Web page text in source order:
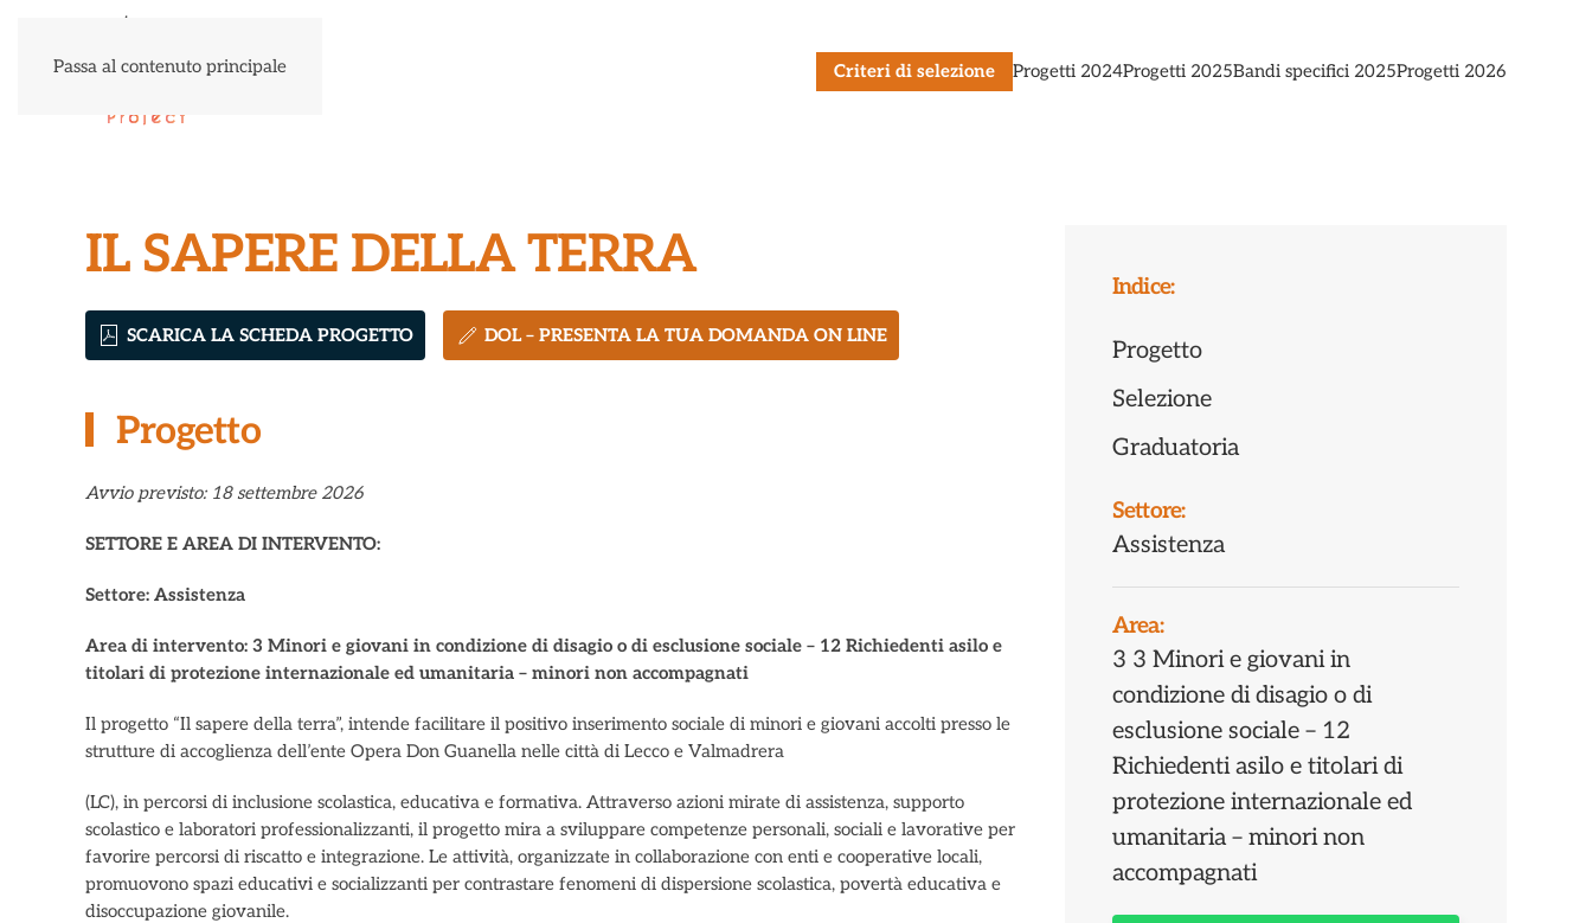
Passa al contenuto principale Criteri di selezione Progetti 2024Progetti 2025Bandi specifici 2025Progetti 2026
IL SAPERE DELLA TERRA
SCARICA LA SCHEDA PROGETTO DOL – PRESENTA LA TUA DOMANDA ON LINE
Progetto
Avvio previsto: 18 settembre 2026
SETTORE E AREA DI INTERVENTO:
Settore: Assistenza
Area di intervento: 3 Minori e giovani in condizione di disagio o di esclusione sociale – 12 Richiedenti asilo e
titolari di protezione internazionale ed umanitaria – minori non accompagnati
Il progetto “Il sapere della terra”, intende facilitare il positivo inserimento sociale di minori e giovani accolti presso le
strutture di accoglienza dell’ente Opera Don Guanella nelle città di Lecco e Valmadrera
(LC), in percorsi di inclusione scolastica, educativa e formativa. Attraverso azioni mirate di assistenza, supporto
scolastico e laboratori professionalizzanti, il progetto mira a sviluppare competenze personali, sociali e lavorative per
favorire percorsi di riscatto e integrazione. Le attività, organizzate in collaborazione con enti e cooperative locali,
promuovono spazi educativi e socializzanti per contrastare fenomeni di dispersione scolastica, povertà educativa e
disoccupazione giovanile.
Indice:
Progetto
Selezione
Graduatoria
Settore:
Assistenza
Area:
3 3 Minori e giovani in
condizione di disagio o di
esclusione sociale – 12
Richiedenti asilo e titolari di
protezione internazionale ed
umanitaria – minori non
accompagnati